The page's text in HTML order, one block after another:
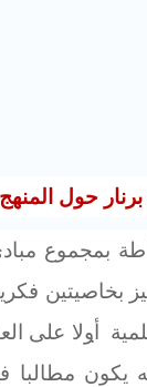
حول
بمجموع
بخاصيتين
أولا على
يكون